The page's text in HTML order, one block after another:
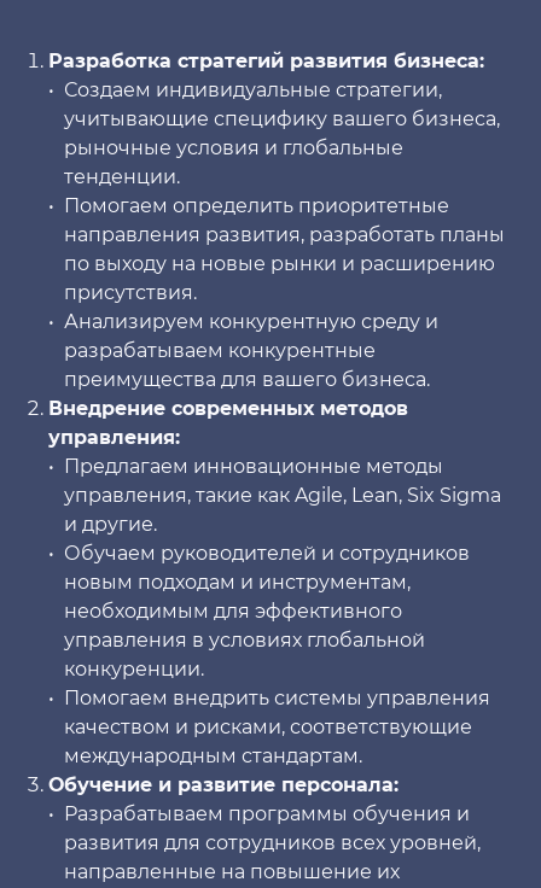
Разработка стратегий развития бизнеса:
Создаем индивидуальные стратегии,
учитывающие специфику вашего бизнеса,
рыночные условия и глобальные
тенденции.
Помогаем определить приоритетные
направления развития, разработать планы
по выходу на новые рынки и расширению
присутствия.
Анализируем конкурентную среду и
разрабатываем конкурентные
преимущества для вашего бизнеса.
Внедрение современных методов
управления:
Предлагаем инновационные методы
управления, такие как Agile, Lean, Six Sigma
и другие.
Обучаем руководителей и сотрудников
новым подходам и инструментам,
необходимым для эффективного
управления в условиях глобальной
конкуренции.
Помогаем внедрить системы управления
качеством и рисками, соответствующие
международным стандартам.
Обучение и развитие персонала:
Разрабатываем программы обучения и
развития для сотрудников всех уровней,
направленные на повышение их